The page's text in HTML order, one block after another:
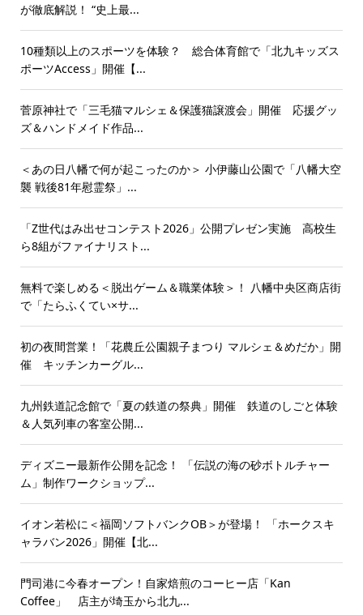
が徹底解説！ “史上最...
10種類以上のスポーツを体験？ 総合体育館で「北九キッズス
ポーツAccess」開催【...
菅原神社で「三毛猫マルシェ＆保護猫譲渡会」開催 応援グッ
ズ＆ハンドメイド作品...
＜あの日八幡で何が起こったのか＞ 小伊藤山公園で「八幡大空
襲 戦後81年慰霊祭」...
「Z世代はみ出せコンテスト2026」公開プレゼン実施 高校生
ら8組がファイナリスト...
無料で楽しめる＜脱出ゲーム＆職業体験＞！ 八幡中央区商店街
で「たらふくてい×サ...
初の夜間営業！「花農丘公園親子まつり マルシェ＆めだか」開
催 キッチンカーグル...
九州鉄道記念館で「夏の鉄道の祭典」開催 鉄道のしごと体験
＆人気列車の客室公開...
ディズニー最新作公開を記念！ 「伝説の海の砂ボトルチャー
ム」制作ワークショップ...
イオン若松に＜福岡ソフトバンクOB＞が登場！ 「ホークスキ
ャラバン2026」開催【北...
門司港に今春オープン！自家焙煎のコーヒー店「Kan
Coffee」 店主が埼玉から北九...